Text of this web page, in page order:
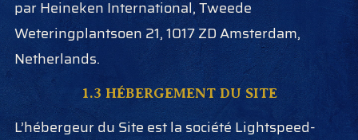
par Heineken International, Tweede
Weteringplantsoen 21, 1017 ZD Amsterdam,
Netherlands.
1.3 HÉBERGEMENT DU SITE
L’hébergeur du Site est la société Lightspeed-